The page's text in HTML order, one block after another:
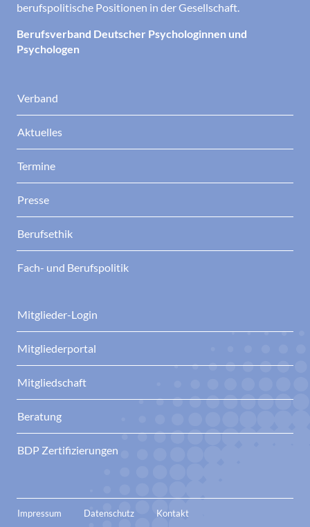
berufspolitische Positionen in der Gesellschaft.
Berufsverband Deutscher Psychologinnen und
Psychologen
Verband
Aktuelles
Termine
Presse
Berufsethik
Fach- und Berufspolitik
Mitglieder-Login
Mitgliederportal
Mitgliedschaft
Beratung
BDP Zertifizierungen
Impressum Datenschutz Kontakt